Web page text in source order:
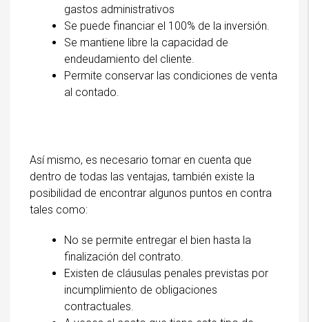
gastos administrativos
Se puede financiar el 100% de la inversión.
Se mantiene libre la capacidad de
endeudamiento del cliente.
Permite conservar las condiciones de venta
al contado.
Así mismo, es necesario tomar en cuenta que
dentro de todas las ventajas, también existe la
posibilidad de encontrar algunos puntos en contra
tales como:
No se permite entregar el bien hasta la
finalización del contrato.
Existen de cláusulas penales previstas por
incumplimiento de obligaciones
contractuales.